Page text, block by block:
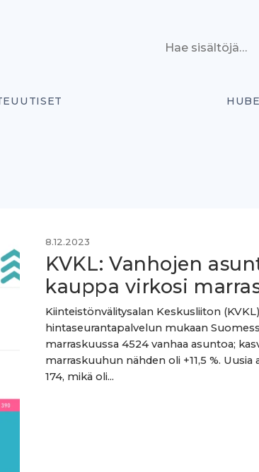
8.12.2023
KVKL: Vanhojen
kauppa virkosi
Kiinteistönvälitysalan Keskusliiton (KVKL)
hintaseurantapalvelun mukaan
marraskuussa 4524 vanhaa asuntoa;
marraskuuhun nähden oli +11,5 %.
174, mikä oli...